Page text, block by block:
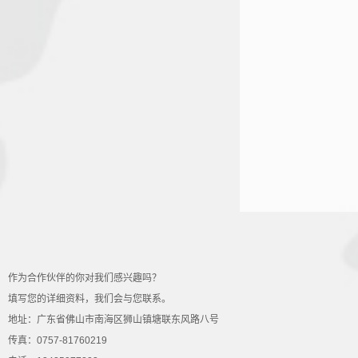
作为合作伙伴的你对我们感兴趣吗？
填写您的详细资料，我们会与您联系。
地址：广东省佛山市南海区狮山镇塘联东风路八号
传真：0757-81760219